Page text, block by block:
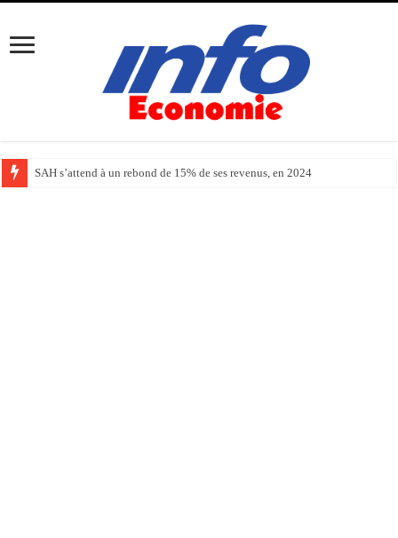
SAH s’attend à un rebond de 15% de ses revenus, en 2024